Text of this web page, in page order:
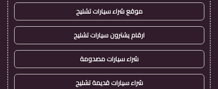
موقع شراء سيارات تشليح
ارقام يشترون سيارات تشليح
شراء سيارات مصدومة
شراء سيارات قديمة تشليح